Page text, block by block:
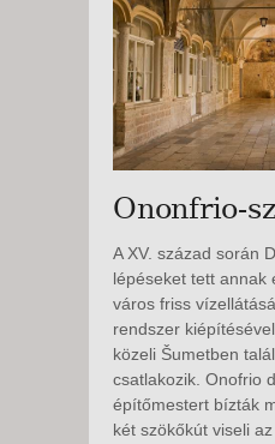
Ononfrio-
A XV. század során
lépéseket tett annak
város friss
rendszer
közeli Šumetben
csatlakozik. Onofrio
építőmestert bízták
két szökőkút viseli